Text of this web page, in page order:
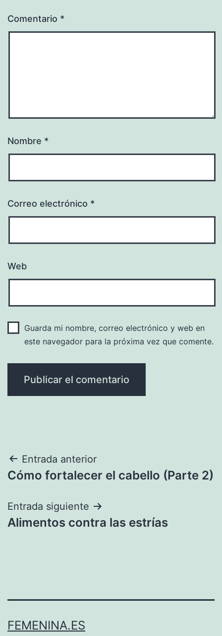
Comentario *
Nombre *
Correo electrónico *
Web
Guarda mi nombre, correo electrónico y web en
este navegador para la próxima vez que comente.
Navegación
de
entradas
Entrada anterior
Cómo fortalecer el cabello (Parte 2)
Entrada siguiente
Alimentos contra las estrías
FEMENINA.ES